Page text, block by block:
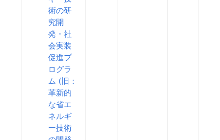
術の研
究開
発・社
会実装
促進プ
ログラ
ム (旧：
革新的
な省エ
ネルギ
ー技術